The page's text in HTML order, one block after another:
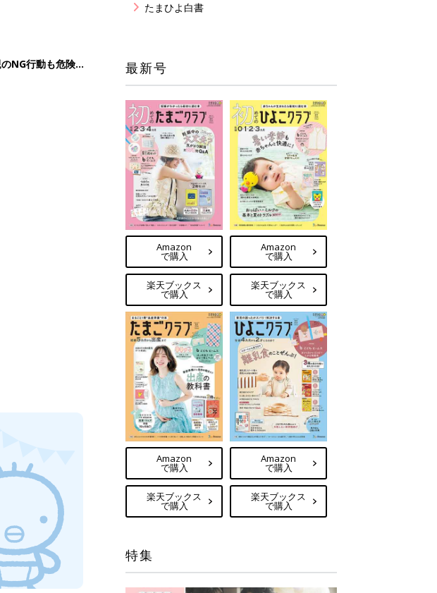
NG行動も危険を
たまひよ白書
最新号
Amazon
で購入
楽天ブックス
で購入
Amazon
で購入
楽天ブックス
で購入
Amazon
で購入
楽天ブックス
で購入
Amazon
で購入
楽天ブックス
で購入
特集